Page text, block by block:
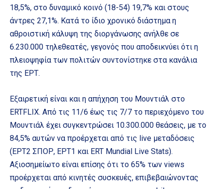
18,5%, στο δυναμικό κοινό (18-54) 19,7% και στους
άντρες 27,1%. Κατά το ίδιο χρονικό διάστημα η
αθροιστική κάλυψη της διοργάνωσης ανήλθε σε
6.230.000 τηλεθεατές, γεγονός που αποδεικνύει ότι η
πλειοψηφία των πολιτών συντονίστηκε στα κανάλια
της ΕΡΤ.
Εξαιρετική είναι και η απήχηση του Μουντιάλ στο
ERTFLIX. Από τις 11/6 έως τις 7/7 το περιεχόμενο του
Μουντιάλ έχει συγκεντρώσει 10.300.000 θεάσεις, με το
84,5% αυτών να προέρχεται από τις live μεταδόσεις
(ΕΡΤ2 ΣΠΟΡ, ΕΡΤ1 και ERT Mundial Live Stats).
Αξιοσημείωτο είναι επίσης ότι το 65% των views
προέρχεται από κινητές συσκευές, επιβεβαιώνοντας